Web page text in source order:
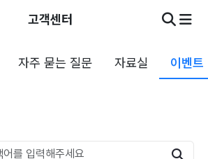
고객센터
자주 묻는 질문 자료실 이벤트